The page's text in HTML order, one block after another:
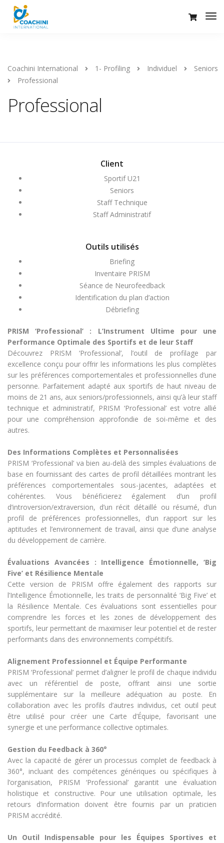
Coachini International 1- Profiling Individuel
Seniors
Professional
Professional
Client
Sportif U21
Seniors
Staff Technique
Staff Administratif
Outils utilisés
Briefing
Inventaire PRISM
Séance de Neurofeedback
Identification du plan d’action
Débriefing
PRISM ‘Professional’ : L’Instrument Ultime pour une
Performance Optimale des Sportifs et de leur Staff
Découvrez PRISM ‘Professional’, l’outil de profilage par
excellence conçu pour offrir les informations les plus complètes
sur les préférences comportementales et professionnelles d’une
personne. Parfaitement adapté aux sportifs de haut niveau de
moins de 21 ans, aux seniors/professionnels, ainsi qu’à leur staff
technique et administratif, PRISM ‘Professional’ est votre allié
pour une compréhension approfondie de soi-même et des
autres.
Des Informations Complètes et Personnalisées
PRISM ‘Professional’ va bien au-delà des simples évaluations de
base en fournissant des cartes de profil détaillées montrant les
préférences comportementales sous-jacentes, adaptées et
cohérentes. Vous bénéficierez également d’un profil
d’introversion/extraversion, d’un récit détaillé ou résumé, d’un
profil de préférences professionnelles, d’un rapport sur les
aptitudes et l’environnement de travail, ainsi que d’une analyse
du développement de carrière.
Évaluations Avancées : Intelligence Émotionnelle, ‘Big
Five’ et Résilience Mentale
Cette version de PRISM offre également des rapports sur
l’Intelligence Émotionnelle, les traits de personnalité ‘Big Five’ et
la Résilience Mentale. Ces évaluations sont essentielles pour
comprendre les forces et les zones de développement des
sportifs, leur permettant de maximiser leur potentiel et de rester
performants dans des environnements compétitifs.
Alignement Professionnel et Équipe Performante
PRISM ‘Professional’ permet d’aligner le profil de chaque individu
avec un référentiel de poste, offrant ainsi une sortie
supplémentaire sur la meilleure adéquation au poste. En
collaboration avec les profils d’autres individus, cet outil peut
être utilisé pour créer une Carte d’Équipe, favorisant une
synergie et une performance collective optimales.
Gestion du Feedback à 360°
Avec la capacité de gérer un processus complet de feedback à
360°, incluant des compétences génériques ou spécifiques à
l’organisation, PRISM ‘Professional’ garantit une évaluation
holistique et constructive. Pour une utilisation optimale, les
retours d’information doivent être fournis par un praticien
PRISM accrédité.
Un Outil Indispensable pour les Équipes Sportives et